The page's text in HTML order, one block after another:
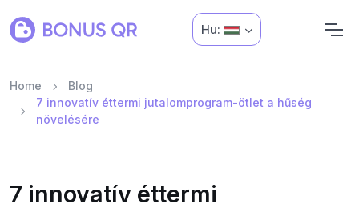
Hu:
Home
Blog
7 innovatív éttermi jutalomprogram-ötlet a hűség
növelésére
7 innovatív éttermi